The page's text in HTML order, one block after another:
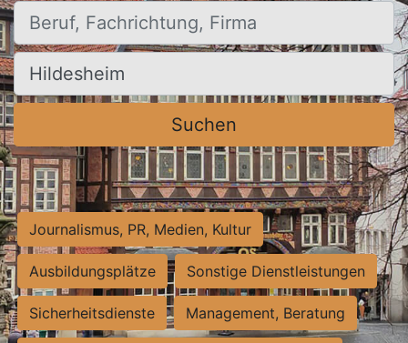
Beruf, Fachrichtung, Firma
Ort, Stadt
Suchen
Journalismus, PR, Medien, Kultur
Ausbildungsplätze Sonstige Dienstleistungen
Sicherheitsdienste Management, Beratung